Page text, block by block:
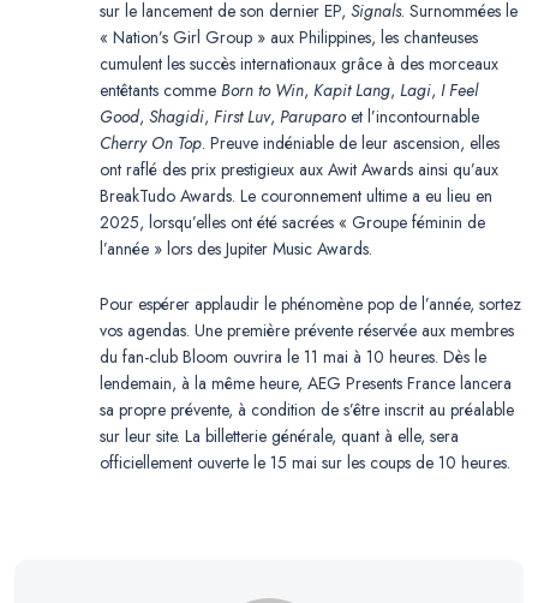
sur le lancement de son dernier EP, Signals. Surnommées le
« Nation’s Girl Group » aux Philippines, les chanteuses
cumulent les succès internationaux grâce à des morceaux
entêtants comme Born to Win, Kapit Lang, Lagi, I Feel
Good, Shagidi, First Luv, Paruparoet l’incontournable
Cherry On Top. Preuve indéniable de leur ascension, elles
ont raflé des prix prestigieux aux Awit Awards ainsi qu’aux
BreakTudo Awards. Le couronnement ultime a eu lieu en
2025, lorsqu’elles ont été sacrées « Groupe féminin de
l’année » lors des Jupiter Music Awards.
Pour espérer applaudir le phénomène pop de l’année, sortez
vos agendas. Une première prévente réservée aux membres
du fan-club Bloom ouvrira le 11 mai à 10 heures. Dès le
lendemain, à la même heure, AEG Presents France lancera
sa propre prévente, à condition de s’être inscrit au préalable
sur leur site. La billetterie générale, quant à elle, sera
officiellement ouverte le 15 mai sur les coups de 10 heures.